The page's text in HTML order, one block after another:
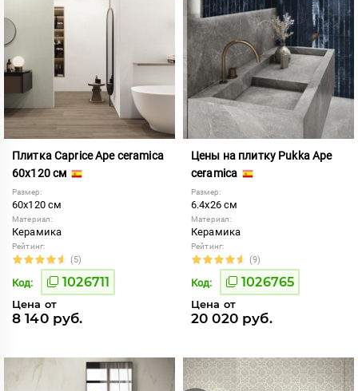
Плитка Caprice Ape ceramica
60x120 см
Размер:
60x120 см
Материал:
Керамика
Рейтинг:
(5)
Код: 1026711
Цена от
8 140 руб.
Цены на плитку Pukka Ape
ceramica
Размер:
6.4x26 см
Материал:
Керамика
Рейтинг:
(9)
Код: 1026765
Цена от
20 020 руб.